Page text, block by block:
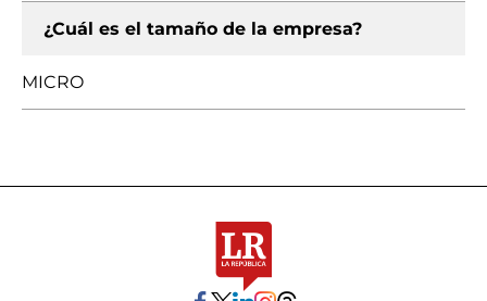
¿Cuál es el tamaño de la empresa?
MICRO